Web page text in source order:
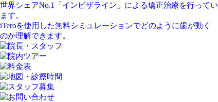
世界シェアNo.1「インビザライン」 による矯正治療を行ってい
ます。
iTeroを使用した無料シミュレーションでどのように歯が動く
のか理解できます。